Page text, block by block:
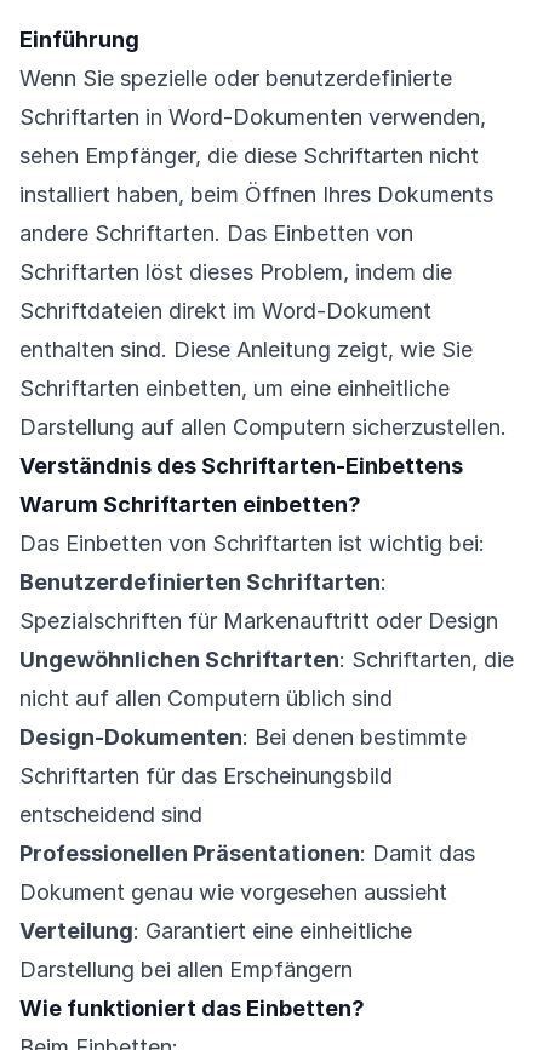
Einführung
Wenn Sie spezielle oder benutzerdefinierte
Schriftarten in Word-Dokumenten verwenden,
sehen Empfänger, die diese Schriftarten nicht
installiert haben, beim Öffnen Ihres Dokuments
andere Schriftarten. Das Einbetten von
Schriftarten löst dieses Problem, indem die
Schriftdateien direkt im Word-Dokument
enthalten sind. Diese Anleitung zeigt, wie Sie
Schriftarten einbetten, um eine einheitliche
Darstellung auf allen Computern sicherzustellen.
Verständnis des Schriftarten-Einbettens
Warum Schriftarten einbetten?
Das Einbetten von Schriftarten ist wichtig bei:
Benutzerdefinierten Schriftarten:
Spezialschriften für Markenauftritt oder Design
Ungewöhnlichen Schriftarten: Schriftarten, die
nicht auf allen Computern üblich sind
Design-Dokumenten: Bei denen bestimmte
Schriftarten für das Erscheinungsbild
entscheidend sind
Professionellen Präsentationen: Damit das
Dokument genau wie vorgesehen aussieht
Verteilung: Garantiert eine einheitliche
Darstellung bei allen Empfängern
Wie funktioniert das Einbetten?